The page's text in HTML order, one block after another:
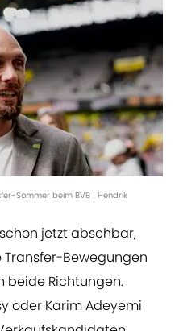
Sommer beim BVB | Hendrik
jetzt absehbar,
Bewegungen
beide Richtungen.
oder Karim Adeyemi